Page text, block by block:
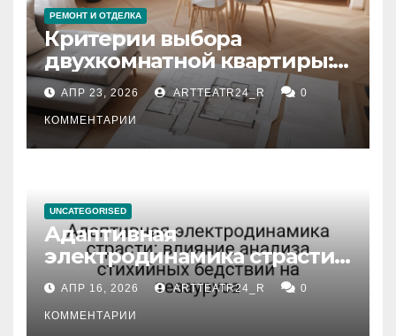
РЕМОНТ И ОТДЕЛКА
Критерии выбора
двухкомнатной квартиры:
планировка, площадь,
состояние и документация
АПР 23, 2026 ARTTEATR24_R 0
КОММЕНТАРИИ
UNCATEGORISED
Адаптивная
электродинамика страсти:
влияние анализа
стихийных бедствий на
тезауруса
АПР 16, 2026 ARTTEATR24_R 0
КОММЕНТАРИИ